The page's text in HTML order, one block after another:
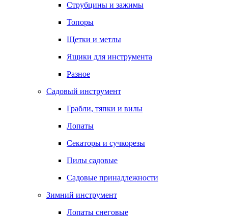
Струбцины и зажимы
Топоры
Щетки и метлы
Ящики для инструмента
Разное
Садовый инструмент
Грабли, тяпки и вилы
Лопаты
Секаторы и сучкорезы
Пилы садовые
Садовые принадлежности
Зимний инструмент
Лопаты снеговые